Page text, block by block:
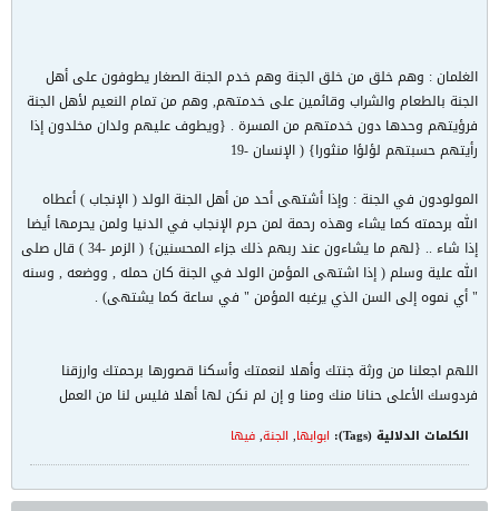
الغلمان : وهم خلق من خلق الجنة وهم خدم الجنة الصغار يطوفون على أهل
الجنة بالطعام والشراب وقائمين على خدمتهم, وهم من تمام النعيم لأهل الجنة
فرؤيتهم وحدها دون خدمتهم من المسرة . {ويطوف عليهم ولدان مخلدون إذا
رأيتهم حسبتهم لؤلؤا منثورا} ( الإنسان -19
المولودون في الجنة : وإذا أشتهى أحد من أهل الجنة الولد ( الإنجاب ) أعطاه
الله برحمته كما يشاء وهذه رحمة لمن حرم الإنجاب في الدنيا ولمن يحرمها أيضا
إذا شاء .. {لهم ما يشاءون عند ربهم ذلك جزاء المحسنين} ( الزمر -34 ) قال صلى
الله علية وسلم ( إذا اشتهى المؤمن الولد في الجنة كان حمله , ووضعه , وسنه
" أي نموه إلى السن الذي يرغبه المؤمن " في ساعة كما يشتهى) .
اللهم اجعلنا من ورثة جنتك وأهلا لنعمتك وأسكنا قصورها برحمتك وارزقنا
فردوسك الأعلى حنانا منك ومنا و إن لم نكن لها أهلا فليس لنا من العمل
الكلمات الدلالية (Tags): ابوابها, الجنة,فيها